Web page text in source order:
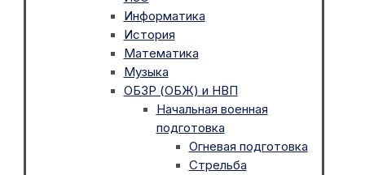
Информатика
История
Математика
Музыка
ОБЗР (ОБЖ) и НВП
Начальная военная
подготовка
Огневая подготовка
Стрельба